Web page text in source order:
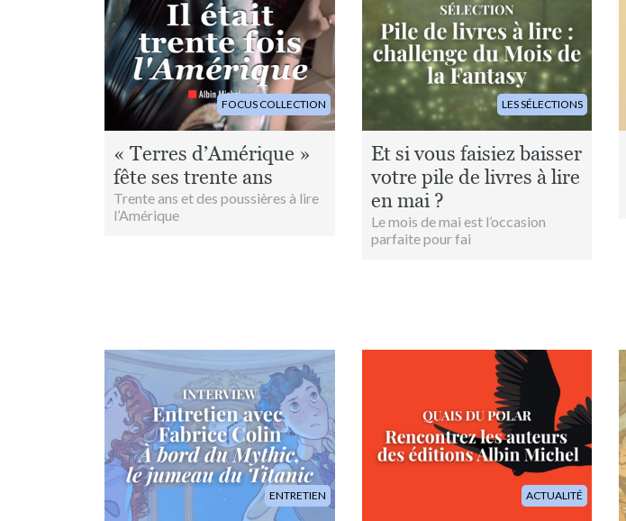
FOCUS COLLECTION
« Terres d’Amérique »
fête ses trente ans
Trente ans et des poussières à lire
l’Amérique
LES SÉLECTIONS
Et si vous faisiez baisser
votre pile de livres à lire
en mai ?
Le mois de mai est l’occasion
parfaite pour fai
Image
ENTRETIEN ACTUALITÉ